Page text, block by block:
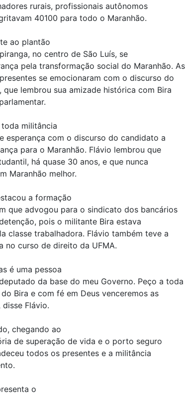
rurais, profissionais autônomos
40100 para todo o Maranhão.
ao plantão
no centro de São Luís, se
pela transformação social do Maranhão. As
se emocionaram com o discurso do
lembrou sua amizade histórica com Bira
militância
esperança com o discurso do candidato a
para o Maranhão. Flávio lembrou que
há quase 30 anos, e que nunca
Maranhão melhor.
a formação
que advogou para o sindicato dos bancários
pois o militante Bira estava
classe trabalhadora. Flávio também teve a
no curso de direito da UFMA.
é uma pessoa
da base do meu Governo. Peço a toda
Bira e com fé em Deus venceremos as
Flávio.
chegando ao
de superação de vida e o porto seguro
todos os presentes e a militância
o